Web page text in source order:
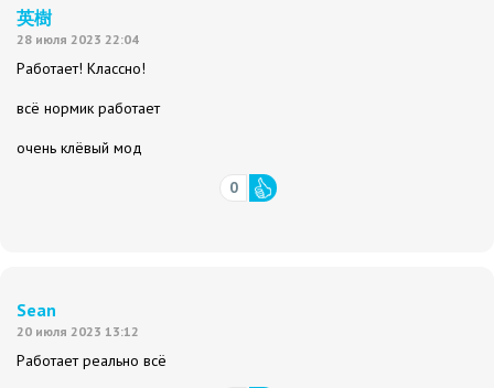
英樹
28 июля 2023 22:04
Работает! Классно!
всё нормик работает
очень клёвый мод
0
Sean
20 июля 2023 13:12
Работает реально всё